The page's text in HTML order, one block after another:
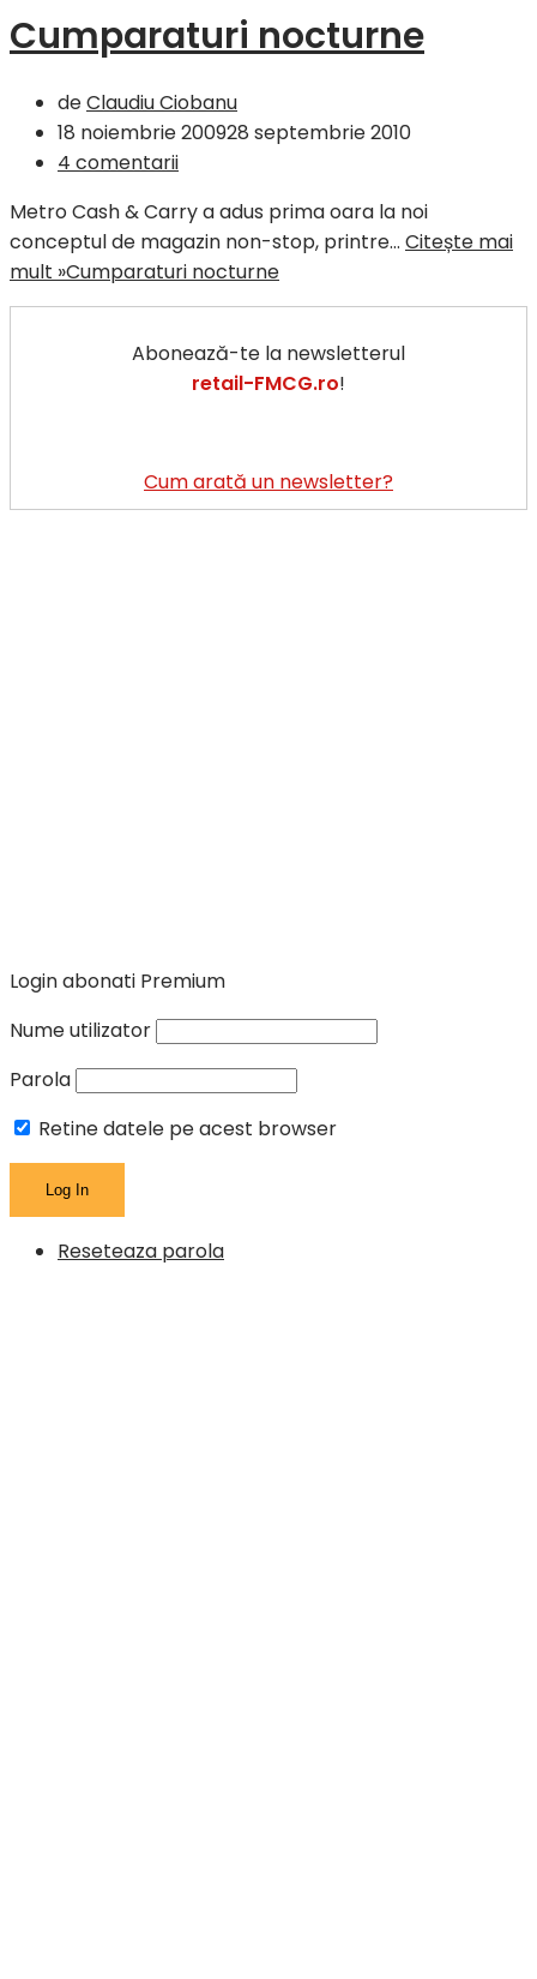
Cumparaturi nocturne
deClaudiu Ciobanu
18 noiembrie 200928 septembrie 2010
4 comentarii
Metro Cash & Carry a adus prima oara la noi
conceptul de magazin non-stop, printre… Citește mai
mult »Cumparaturi nocturne
Abonează-te la newsletterul
retail-FMCG.ro!
Cum arată un newsletter?
Login abonati Premium
Nume utilizator
Parola
Retine datele pe acest browser
Reseteaza parola